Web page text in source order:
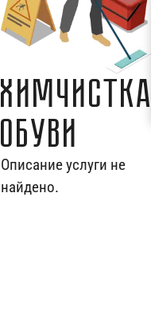
обуви
Описание услуги не
найдено.